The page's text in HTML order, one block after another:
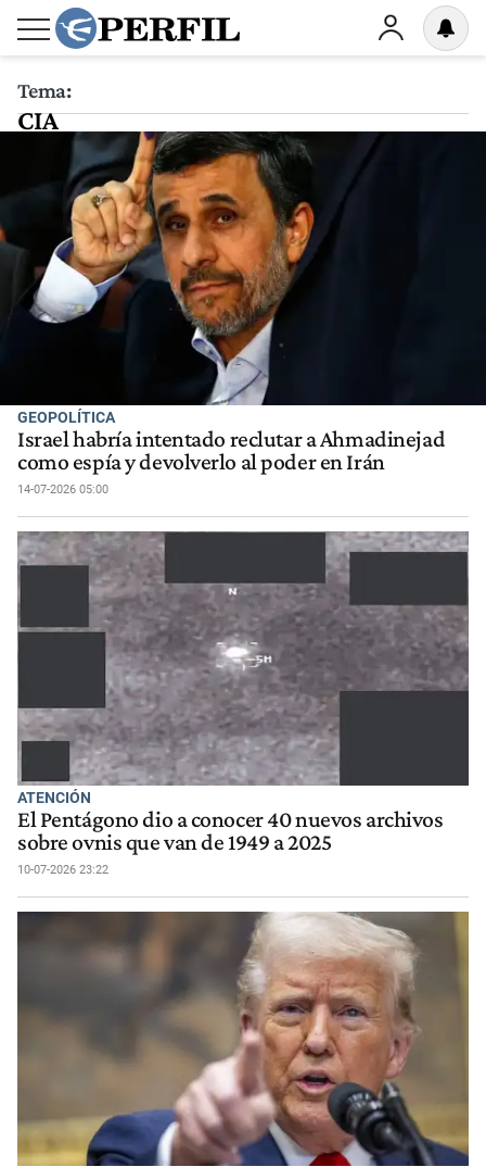
Tema:
CIA
GEOPOLÍTICA
Israel habría intentado reclutar a Ahmadinejad
como espía y devolverlo al poder en Irán
14-07-2026 05:00
ATENCIÓN
El Pentágono dio a conocer 40 nuevos archivos
sobre ovnis que van de 1949 a 2025
10-07-2026 23:22